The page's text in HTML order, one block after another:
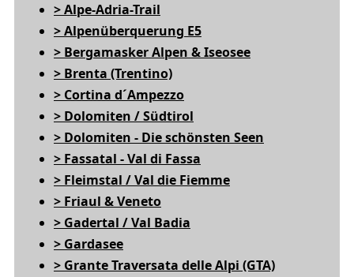
> Alpe-Adria-Trail
> Alpenüberquerung E5
> Bergamasker Alpen & Iseosee
> Brenta (Trentino)
> Cortina d´Ampezzo
> Dolomiten / Südtirol
> Dolomiten - Die schönsten Seen
> Fassatal - Val di Fassa
> Fleimstal / Val die Fiemme
> Friaul & Veneto
> Gadertal / Val Badia
> Gardasee
> Grante Traversata delle Alpi (GTA)